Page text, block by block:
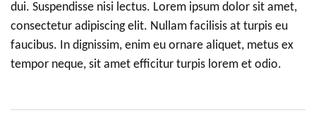
dui. Suspendisse nisi lectus. Lorem ipsum dolor sit amet,
consectetur adipiscing elit. Nullam facilisis at turpis eu
faucibus. In dignissim, enim eu ornare aliquet, metus ex
tempor neque, sit amet efficitur turpis lorem et odio.